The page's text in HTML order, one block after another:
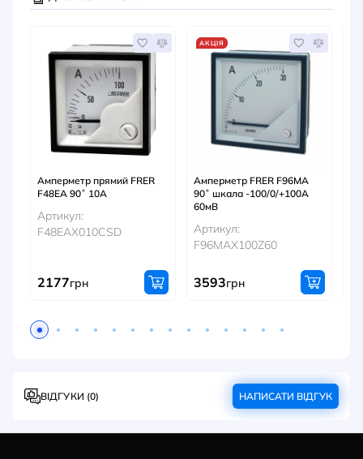
Амперметр прямий FRER
F48EA 90˚ 10A
Артикул:
F48EAX010CSD
2177грн
АКЦІЯ
Амперметр FRER F96MA
90˚ шкала -100/0/+100A
60мВ
Артикул:
F96MAX100Z60
3593грн
ВІДГУКИ (0) НАПИСАТИ ВІДГУК